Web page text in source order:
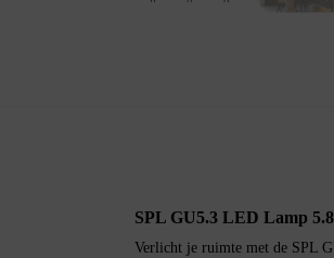
SPL GU5.3 LED Lamp
Verlicht je ruimte met de SPL